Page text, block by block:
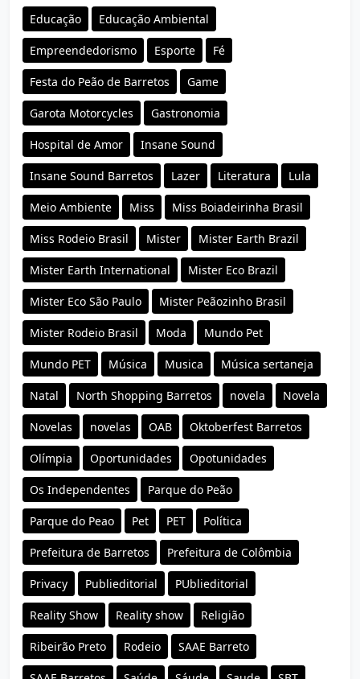
Educação Educação Ambiental
Empreendedorismo Esporte Fé
Festa do Peão de Barretos Game
Garota Motorcycles Gastronomia
Hospital de Amor Insane Sound
Insane Sound Barretos Lazer Literatura Lula
Meio Ambiente Miss Miss Boiadeirinha Brasil
Miss Rodeio Brasil Mister Mister Earth Brazil
Mister Earth International Mister Eco Brazil
Mister Eco São Paulo Mister Peãozinho Brasil
Mister Rodeio Brasil Moda Mundo Pet
Mundo PET Música Musica Música sertaneja
Natal North Shopping Barretos novela Novela
Novelas novelas OAB Oktoberfest Barretos
Olímpia Oportunidades Opotunidades
Os Independentes Parque do Peão
Parque do Peao Pet PET Política
Prefeitura de Barretos Prefeitura de Colômbia
Privacy Publieditorial PUblieditorial
Reality Show Reality show Religião
Ribeirão Preto Rodeio SAAE Barreto